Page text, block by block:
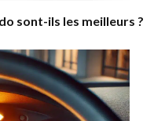
sont-ils les meilleurs ?